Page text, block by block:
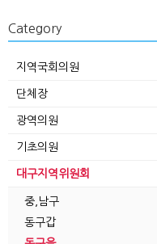
Category
지역국회의원
단체장
광역의원
기초의원
대구지역위원회
중,남구
동구갑